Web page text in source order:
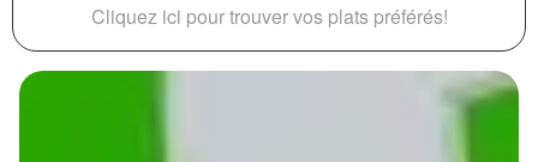
Cliquez ici pour trouver vos plats préférés!